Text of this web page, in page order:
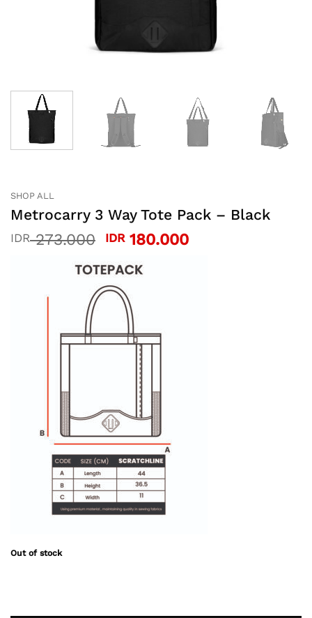
SHOP ALL
Metrocarry 3 Way Tote Pack – Black
IDR273.000 Original
was:
IDR 273.000.
IDR180.000Current
Out of stock